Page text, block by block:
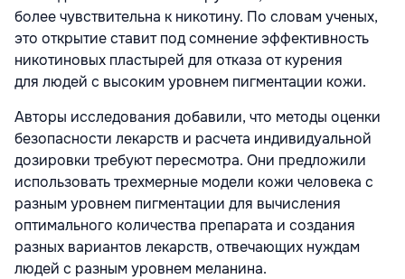
более чувствительна к никотину. По словам ученых,
это открытие ставит под сомнение эффективность
никотиновых пластырей для отказа от курения
для людей с высоким уровнем пигментации кожи.
Авторы исследования добавили, что методы оценки
безопасности лекарств и расчета индивидуальной
дозировки требуют пересмотра. Они предложили
использовать трехмерные модели кожи человека с
разным уровнем пигментации для вычисления
оптимального количества препарата и создания
разных вариантов лекарств, отвечающих нуждам
людей с разным уровнем меланина.